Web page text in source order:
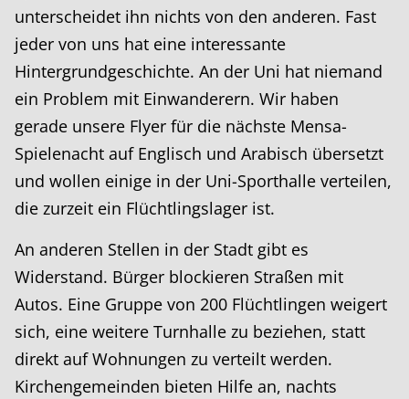
unterscheidet ihn nichts von den anderen. Fast
jeder von uns hat eine interessante
Hintergrundgeschichte. An der Uni hat niemand
ein Problem mit Einwanderern. Wir haben
gerade unsere Flyer für die nächste Mensa-
Spielenacht auf Englisch und Arabisch übersetzt
und wollen einige in der Uni-Sporthalle verteilen,
die zurzeit ein Flüchtlingslager ist.
An anderen Stellen in der Stadt gibt es
Widerstand. Bürger blockieren Straßen mit
Autos. Eine Gruppe von 200 Flüchtlingen weigert
sich, eine weitere Turnhalle zu beziehen, statt
direkt auf Wohnungen zu verteilt werden.
Kirchengemeinden bieten Hilfe an, nachts